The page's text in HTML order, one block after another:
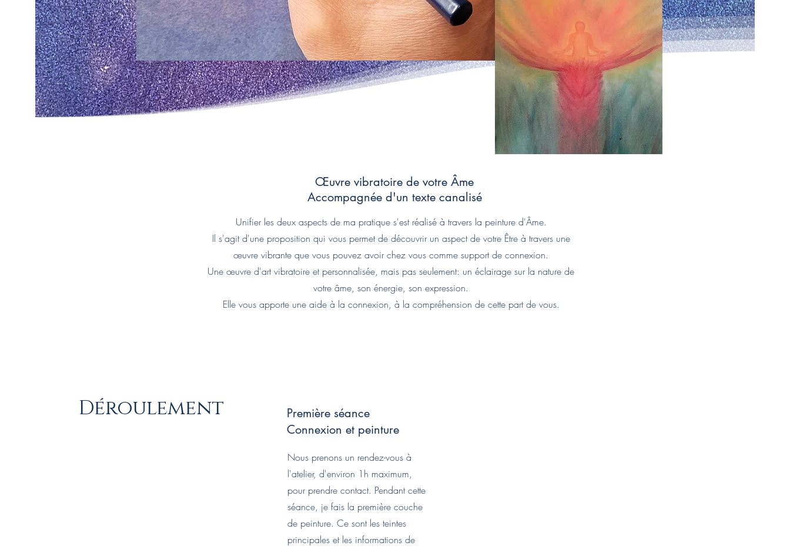
Œuvre vibratoire de votre Âme
Accompagnée d'un texte canalisé
Unifier les deux aspects de ma pratique s'est réalisé à travers la peinture d'Âme.
Il s'agit d'une proposition qui vous permet de découvrir un aspect de votre Être à travers une
œuvre vibrante que vous pouvez avoir chez vous comme support de connexion.
Une œuvre d'art vibratoire et personnalisée, mais pas seulement: un éclairage sur la nature de
votre âme, son énergie, son expression.
Elle vous apporte une aide à la connexion, à la compréhension de cette part de vous.
Déroulement
Première séance
Connexion et peinture
Nous prenons un rendez-vous à
l'atelier, d'environ 1h maximum,
pour prendre contact. Pendant cette
séance, je fais la première couche
de peinture. Ce sont les teintes
principales et les informations de